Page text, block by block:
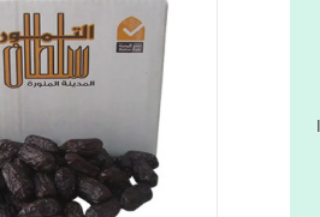
عبدالله الوادعي
السلام عليكم خدماتكم جميلة جداً
ورائعة ونوعية التمر الذي اشتريته
عن طريقكم نوع ممتاز وفاخر